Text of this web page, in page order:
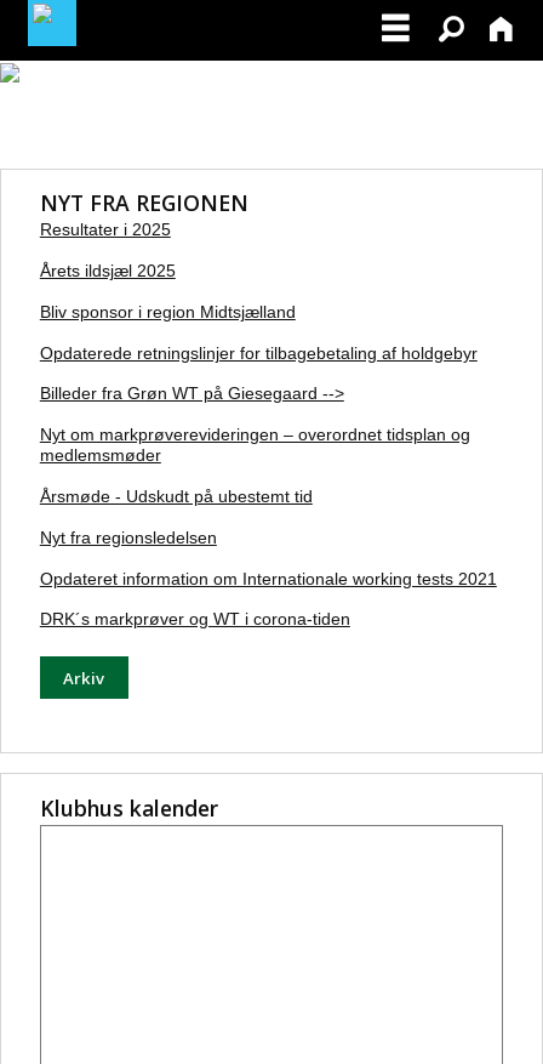
MIN PROFIL / TILMELDINGER
FACEBOOK
NYT FRA REGIONEN
Resultater i 2025
Årets ildsjæl 2025
Bliv sponsor i region Midtsjælland
Opdaterede retningslinjer for tilbagebetaling af holdgebyr
Billeder fra Grøn WT på Giesegaard -->
Nyt om markprøverevideringen – overordnet tidsplan og
medlemsmøder
Årsmøde - Udskudt på ubestemt tid
Nyt fra regionsledelsen
Opdateret information om Internationale working tests 2021
DRK´s markprøver og WT i corona-tiden
Arkiv
Klubhus kalender